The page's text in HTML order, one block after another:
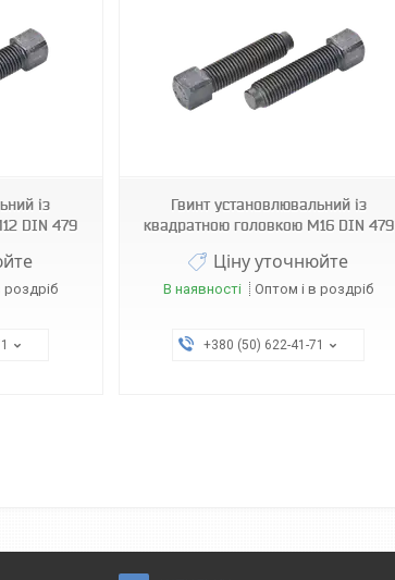
із
DIN 479
роздріб
Гвинт установлювальний із
квадратною головкою М16 DIN 479
Ціну уточнюйте
В наявності Оптом і в роздріб
+380 (50) 622-41-71